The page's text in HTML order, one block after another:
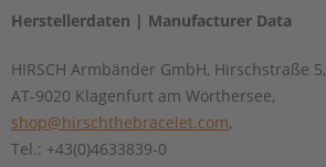
Herstellerdaten | Manufacturer Data
HIRSCH Armbänder GmbH, Hirschstraße 5,
AT-9020 Klagenfurt am Wörthersee,
shop@hirschthebracelet.com,
Tel.: +43(0)4633839-0